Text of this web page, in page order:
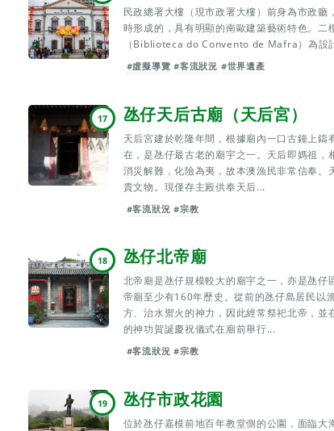
民政總署大樓（現市政署大樓）前身為市政
時形成的，具有明顯的南歐建築藝術特色。
（Biblioteca do Convento de Mafra）為設
#虛擬導覽 #客流狀況 #世界遺產
17 氹仔天后古廟（天后宮）
天后宮建於乾隆年間，根據廟內一口古鐘上
在，是氹仔最古老的廟宇之一。天后即媽祖
消災解難，化險為夷，故本澳漁民非常信奉
貴文物。現僅存主殿供奉天后...
#客流狀況 #宗教
18 氹仔北帝廟
北帝廟是氹仔規模較大的廟宇之一，亦是氹
帝廟至少有160年歷史。從前的氹仔島居民以
方、治水禦火的神力，因此經常祭祀北帝，
的神功賀誕慶祝儀式在廟前舉行...
#客流狀況 #宗教
19 氹仔市政花園
位於氹仔嘉模前地百年教堂側的公園，面臨